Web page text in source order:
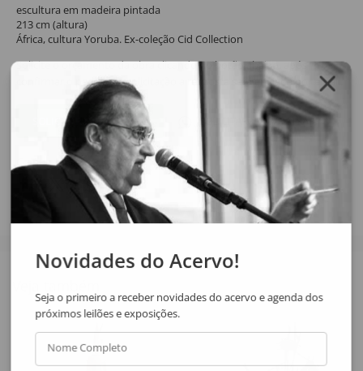
escultura em madeira pintada
213 cm (altura)
África, cultura Yoruba. Ex-coleção Cid Collection
Solicite o orçamento da obra clicando no botão abaixo, após
confirmar o pedido de solicitação a resposta será enviada por email.
SOLICITAR ORÇAMENTO SOLICITAR VIA WHATSAPP
Compartilhar
Novidades do Acervo!
Seja o primeiro a receber novidades do acervo e agenda dos
próximos leilões e exposições.
Nome Completo